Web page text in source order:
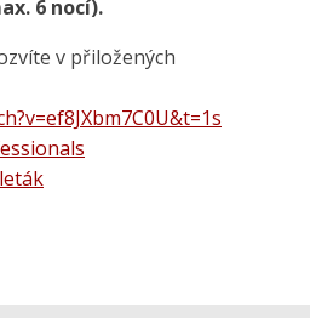
6 nocí).
v přiložených